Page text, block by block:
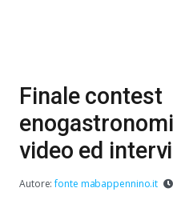
Finale contest
video ed
Autore:fonte mabappennino.it